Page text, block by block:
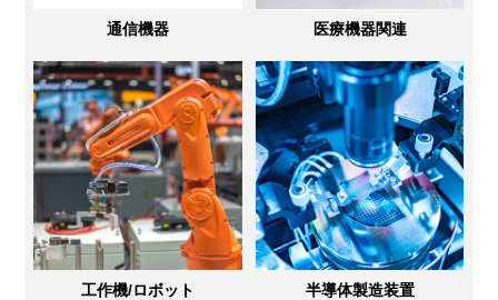
通信機器 医療機器関連
工作機/ロボット 半導体製造装置